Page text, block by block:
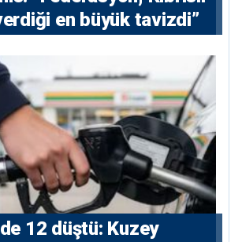
en büyük tavizdi”
12 düştü: Kuzey